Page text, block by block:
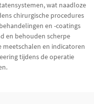
wat naadloze
chirurgische procedures
en -coatings
en behouden scherpe
en indicatoren
tijdens de operatie